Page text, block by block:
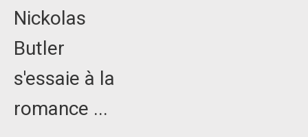
Nickolas
Butler
s'essaie à la
romance ...